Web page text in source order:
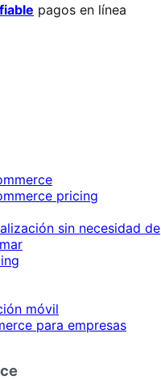
pagos en línea
pricing
sin necesidad de
móvil
para empresas